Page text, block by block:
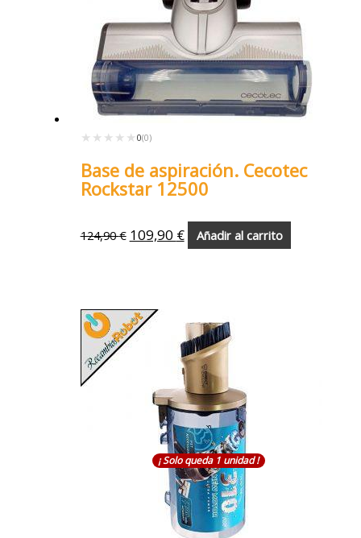
★★★★★
★★★★★ 0(0)
Base de aspiración. Cecotec
Rockstar 12500
124,90€ 109,90 € Añadir al carrito
¡ Solo queda 1 unidad !